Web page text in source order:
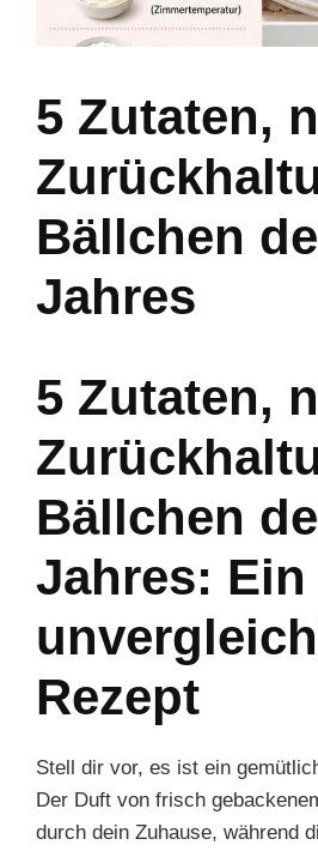
5 Zutaten,
Bällchen
Jahres
5 Zutaten,
Bällchen
Jahres: Ein
Rezept
Stell dir vor, es ist ein
Der Duft von frisch
durch dein Zuhause, während